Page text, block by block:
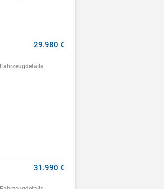
29.980 €
Fahrzeugdetails
31.990 €